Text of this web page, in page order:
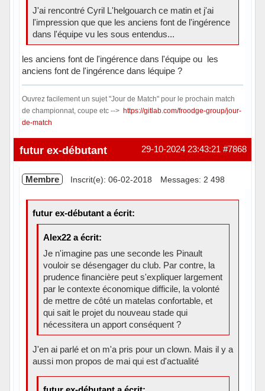
J'ai rencontré Cyril L'helgouarch ce matin et j'ai
l'impression que que les anciens font de l'ingérence
dans l'équipe vu les sous entendus...
les anciens font de l'ingérence dans l'équipe ou les
anciens font de l'ingérence dans léquipe ?
Ouvrez facilement un sujet "Jour de Match" pour le prochain match
de championnat, coupe etc --> https://gitlab.com/froodge-group/jour-
de-match
Hors ligne #7868
29-10-2024 23:43:21
futur ex-débutant
Membre Inscrit(e): 06-02-2018 Messages: 2 498
futur ex-débutant a écrit:
Alex22 a écrit:
Je n'imagine pas une seconde les Pinault
vouloir se désengager du club. Par contre, la
prudence financière peut s'expliquer largement
par le contexte économique difficile, la volonté
de mettre de côté un matelas confortable, et
qui sait le projet du nouveau stade qui
nécessitera un apport conséquent ?
J'en ai parlé et on m'a pris pour un clown. Mais il y a
aussi mon propos de mai qui est d'actualité